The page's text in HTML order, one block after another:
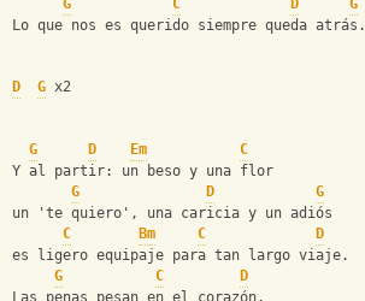
G
C D
G
Lo que nos es querido siempre queda atrás.
D G x2
G D Em
C
Y al partir: un beso y una flor
G
D
G
un 'te quiero', una caricia y un adiós
C
Bm C
D
es ligero equipaje para tan largo viaje.
G
C
D